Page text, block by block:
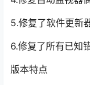
5.修复了软件更新
6.修复了所有已知
版本特点